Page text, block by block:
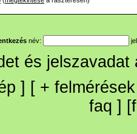
név:
és
] [ + felmérések
faq ] [